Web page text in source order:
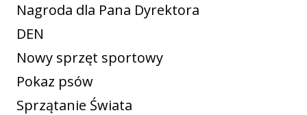
Nagroda dla Pana Dyrektora
DEN
Nowy sprzęt sportowy
Pokaz psów
Sprzątanie Świata